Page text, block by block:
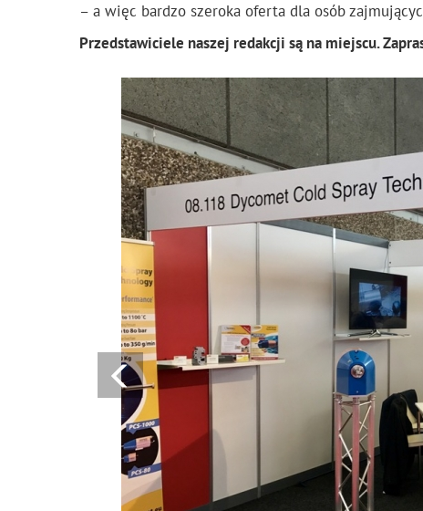
– a więc bardzo szeroka oferta dla osób
Przedstawiciele naszej redakcji są na miejscu.